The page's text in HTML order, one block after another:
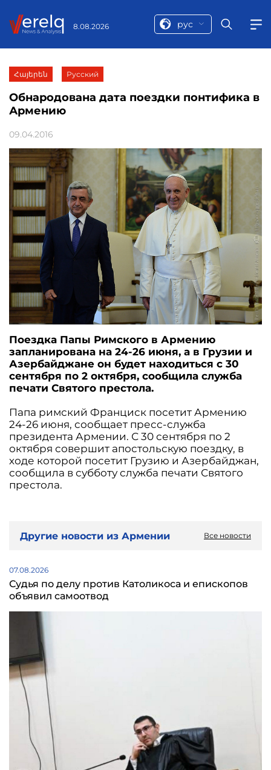
8.08.2026 рус
Հայերեն Русский
Обнародована дата поездки понтифика в
Армению
09.04.2016
Поездка Папы Римского в Армению
запланирована на 24-26 июня, а в Грузии и
Азербайджане он будет находиться с 30
сентября по 2 октября, сообщила служба
печати Святого престола.
Папа римский Франциск посетит Армению
24-26 июня, сообщает пресс-служба
президента Армении. С 30 сентября по 2
октября совершит апостольскую поездку, в
ходе которой посетит Грузию и Азербайджан,
сообщила в субботу служба печати Святого
престола.
Другие новости из Армении Все новости
07.08.2026
Судья по делу против Католикоса и епископов
объявил самоотвод